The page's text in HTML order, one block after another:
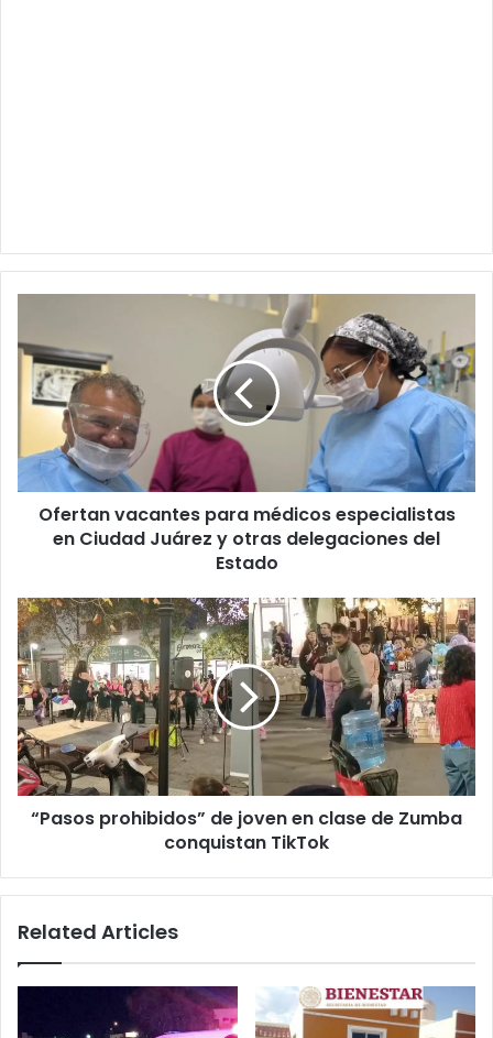
para
médicos
especialistas
Ciudad
Juárez
y
otras
delegaciones
Ofertan vacantes para médicos especialistas
en Ciudad Juárez y otras delegaciones del
Estado
“Pasos
prohibidos”
de
joven
en
clase
de
Zumba
conquistan
TikTok
“Pasos prohibidos” de joven en clase de Zumba
conquistan TikTok
Related Articles